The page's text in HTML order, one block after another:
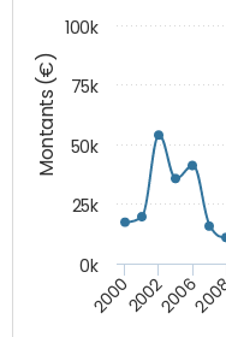
Montants (€)
200020022006
0k
25k
50k
75k
100k